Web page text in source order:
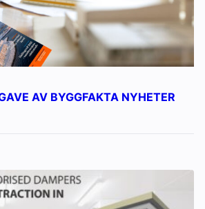
AV BYGGFAKTA NYHETER